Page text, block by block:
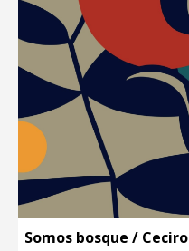
Somos bosque / Ceciro